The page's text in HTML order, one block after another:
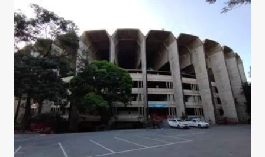
caixa, segundo balanço divulgado nos últimos dias.
O valor equivale a um terço do PIB brasileiro